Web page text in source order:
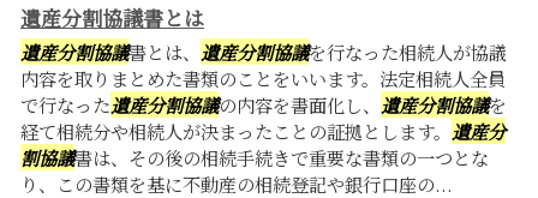
遺産分割協議書とは
遺産分割協議書とは、 遺産分割協議を行なった相続人が協議
内容を取りまとめた書類のことをいいます。法定相続人全員
で行なった遺産分割協議の内容を書面化し、 遺産分割協議を
経て相続分や相続人が決まったことの証拠とします。 遺産分
割協議書は、その後の相続手続きで重要な書類の一つとな
り、この書類を基に不動産の相続登記や銀行口座の...